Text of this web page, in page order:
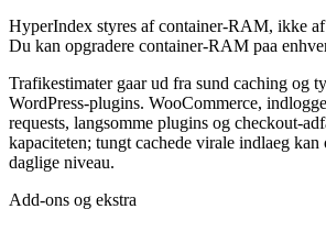
HyperIndex styres af container-RAM, ikke
Du kan opgradere container-RAM paa
Trafikestimater gaar ud fra sund caching og
WordPress-plugins. WooCommerce,
requests, langsomme plugins og checkout-
kapaciteten; tungt cachede virale indlaeg kan
daglige niveau.
Add-ons og ekstra